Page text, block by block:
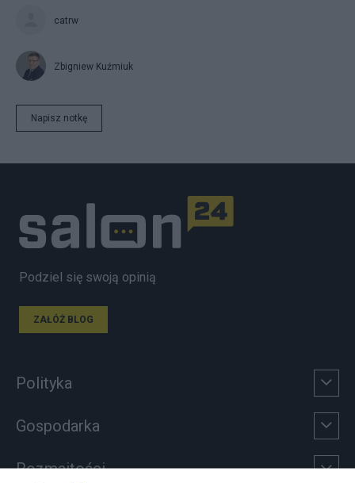
catrw
Zbigniew Kuźmiuk
Napisz notkę
Podziel się swoją opinią
ZAŁÓŻ BLOG
Polityka
Gospodarka
Rozmaitości